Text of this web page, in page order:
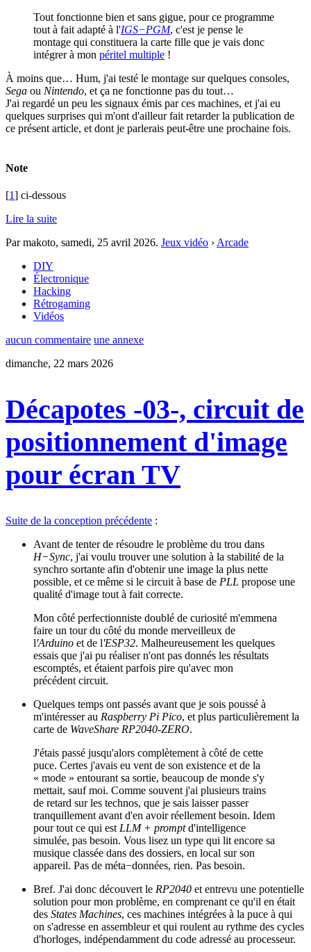
Tout fonctionne bien et sans gigue, pour ce programme
tout à fait adapté à l'IGS−PGM, c'est je pense le
montage qui constituera la carte fille que je vais donc
intégrer à mon péritel multiple !
À moins que… Hum, j'ai testé le montage sur quelques consoles,
Sega ou Nintendo, et ça ne fonctionne pas du tout…
J'ai regardé un peu les signaux émis par ces machines, et j'ai eu
quelques surprises qui m'ont d'ailleur fait retarder la publication de
ce présent article, et dont je parlerais peut-être une prochaine fois.
Note
[1] ci-dessous
Lire la suite
Par makoto, samedi, 25 avril 2026. Jeux vidéo › Arcade
DIY
Électronique
Hacking
Rétrogaming
Vidéos
aucun commentaire une annexe
dimanche, 22 mars 2026
Décapotes -03-, circuit de
positionnement d'image
pour écran TV
Suite de la conception précédente :
Avant de tenter de résoudre le problème du trou dans
H−Sync, j'ai voulu trouver une solution à la stabilité de la
synchro sortante afin d'obtenir une image la plus nette
possible, et ce même si le circuit à base de PLL propose une
qualité d'image tout à fait correcte.
Mon côté perfectionniste doublé de curiosité m'emmena
faire un tour du côté du monde merveilleux de
l'Arduino et de l'ESP32. Malheureusement les quelques
essais que j'ai pu réaliser n'ont pas donnés les résultats
escomptés, et étaient parfois pire qu'avec mon
précédent circuit.
Quelques temps ont passés avant que je sois poussé à
m'intéresser au Raspberry Pi Pico, et plus particulièrement la
carte de WaveShare RP2040-ZERO.
J'étais passé jusqu'alors complètement à côté de cette
puce. Certes j'avais eu vent de son existence et de la
« mode » entourant sa sortie, beaucoup de monde s'y
mettait, sauf moi. Comme souvent j'ai plusieurs trains
de retard sur les technos, que je sais laisser passer
tranquillement avant d'en avoir réellement besoin. Idem
pour tout ce qui est LLM + promptd'intelligence
simulée, pas besoin. Vous lisez un type qui lit encore sa
musique classée dans des dossiers, en local sur son
appareil. Pas de méta−données, rien. Pas besoin.
Bref. J'ai donc découvert le RP2040 et entrevu une potentielle
solution pour mon problème, en comprenant ce qu'il en était
des States Machines, ces machines intégrées à la puce à qui
on s'adresse en assembleur et qui roulent au rythme des cycles
d'horloges, indépendamment du code adressé au processeur.